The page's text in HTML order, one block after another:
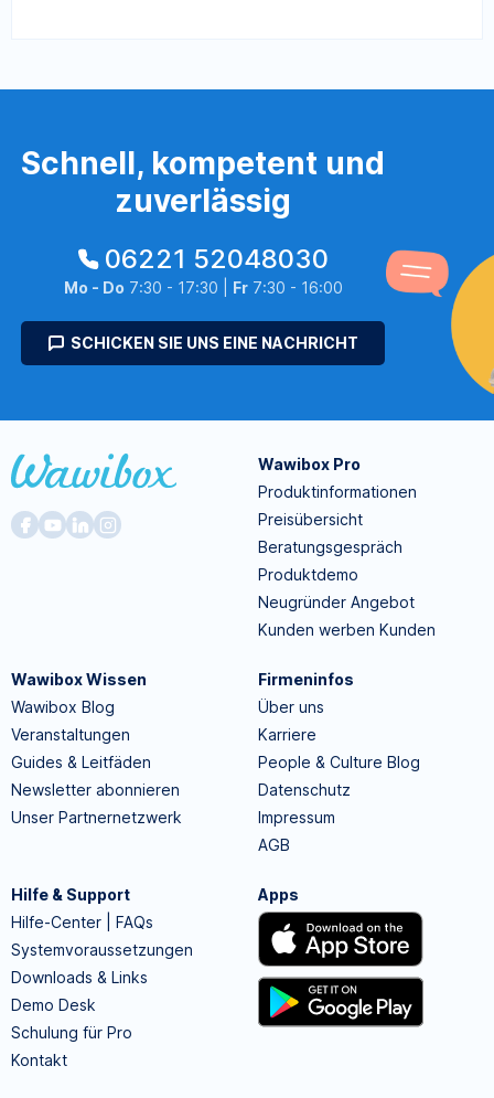
Schnell, kompetent und
zuverlässig
06221 52048030
Mo - Do 7:30 - 17:30 | Fr7:30 - 16:00
SCHICKEN SIE UNS EINE NACHRICHT
Wawibox Pro
Produktinformationen
Preisübersicht
Beratungsgespräch
Produktdemo
Neugründer Angebot
Kunden werben Kunden
Wawibox Wissen
Wawibox Blog
Veranstaltungen
Guides & Leitfäden
Newsletter abonnieren
Unser Partnernetzwerk
Firmeninfos
Über uns
Karriere
People & Culture Blog
Datenschutz
Impressum
AGB
Hilfe & Support
Hilfe-Center | FAQs
Systemvoraussetzungen
Downloads & Links
Demo Desk
Schulung für Pro
Kontakt
Apps